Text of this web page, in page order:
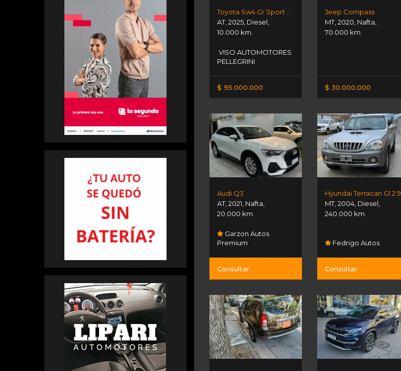
Toyota Sw4 Gr Sport 4x4
AT,2025, Diesel,
10.000 km.
VISO AUTOMOTORES
PELLEGRINI
$ 95.000.000
Jeep Compass
MT,2020, Nafta,
70.000 km.
$ 30.000.000
Audi Q3
AT,2021, Nafta,
20.000 km.
Garzon Autos
Premium
Consultar
Hyundai Terracan Gl 2.9
MT,2004, Diesel,
240.000 km.
Fedrigo Autos
Consultar